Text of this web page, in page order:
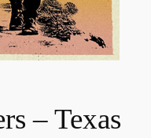
– Texas